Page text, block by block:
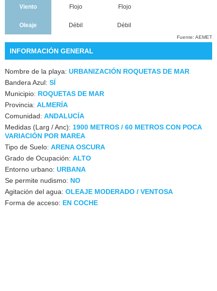
Viento Flojo Flojo
Oleaje Débil Débil
Fuente: AEMET
INFORMACIÓN GENERAL
Nombre de la playa: URBANIZACIÓN ROQUETAS DE MAR
Bandera Azul: SÍ
Municipio: ROQUETAS DE MAR
Provincia: ALMERÍA
Comunidad: ANDALUCÍA
Medidas (Larg / Anc): 1900 METROS / 60 METROS CON POCA
VARIACIÓN POR MAREA
Tipo de Suelo: ARENA OSCURA
Grado de Ocupación: ALTO
Entorno urbano: URBANA
Se permite nudismo: NO
Agitación del agua: OLEAJE MODERADO / VENTOSA
Forma de acceso: EN COCHE